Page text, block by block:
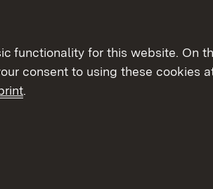
functionality for this website. On
consent to using these cookies
.